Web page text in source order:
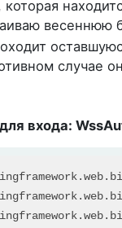
которая
весеннюю
случае
входа: